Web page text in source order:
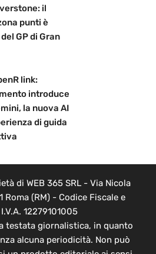
il
punti è
GP di Gran
link:
introduce
la nuova AI
di guida
di WEB 365 SRL - Via Nicola
Roma (RM) - Codice Fiscale e
12279101005
testata giornalistica, in quanto
alcuna periodicità. Non può